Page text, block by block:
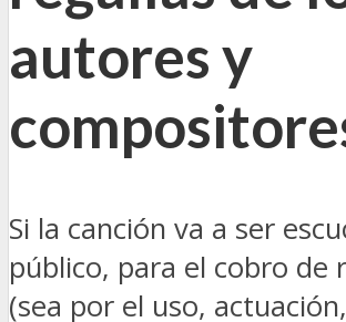
autores y
Si la canción va a ser
público, para el cobro de
(sea por el uso, actuación,